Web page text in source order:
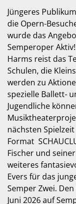
Jüngeres
die Opern-
wurde das
Semperoper
Harms reist das
Schulen, die
werden zu
spezielle Ballett-
Jugendliche
nächsten
Format
Fischer und
weiteres
Evers für das
Semper Zwei.
Juni 2026 auf